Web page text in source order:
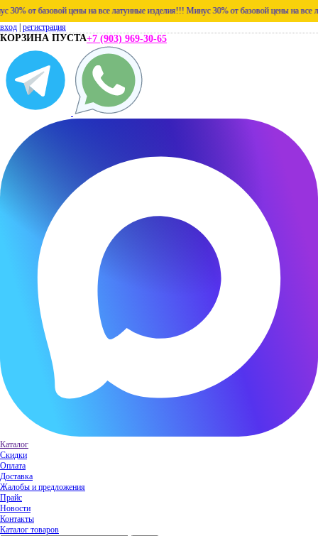
от базовой цены на все латунные изделия!!! Минус 30% от базовой цены на все
вход регистрация
КОРЗИНА ПУСТА+7 (903) 969-30-65
Каталог
Скидки
Оплата
Доставка
Жалобы и предложения
Прайс
Новости
Контакты
Каталог товаров